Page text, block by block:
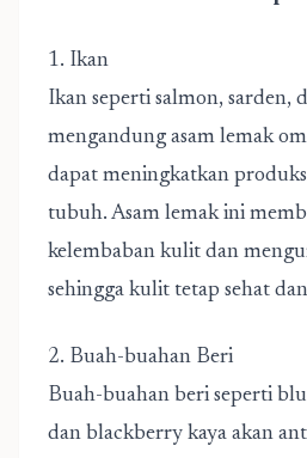
1. Ikan
Ikan seperti salmon, sarden,
mengandung asam lemak
dapat meningkatkan
tubuh. Asam lemak ini
kelembaban kulit dan
sehingga kulit tetap sehat
2. Buah-buahan Beri
Buah-buahan beri seperti
dan blackberry kaya akan